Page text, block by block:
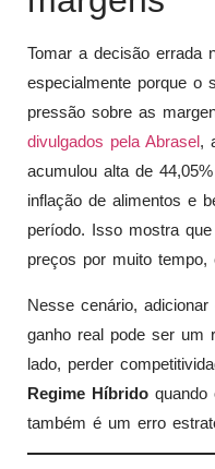
Tomar a decisão errada
especialmente porque o
pressão sobre as
divulgados pela Abrasel,
acumulou alta de
inflação de alimentos e
período. Isso mostra
preços por muito tempo,
Nesse cenário,
ganho real pode ser um
lado, perder
Regime Híbrido quando
também é um erro